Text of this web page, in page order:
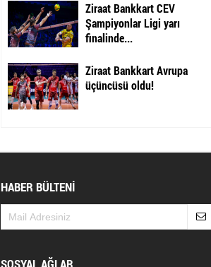
Ziraat Bankkart CEV
Şampiyonlar Ligi yarı
finalinde...
Ziraat Bankkart Avrupa
üçüncüsü oldu!
HABER BÜLTENİ